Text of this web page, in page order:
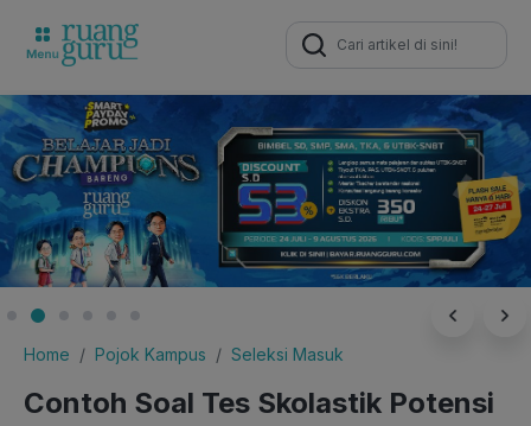
Search
for:
Home Pojok Kampus Seleksi Masuk
Contoh Soal Tes Skolastik Potensi